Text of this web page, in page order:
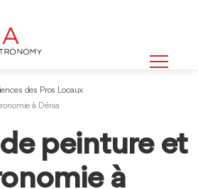
des Pros Locaux
à Dénia
peinture et
à